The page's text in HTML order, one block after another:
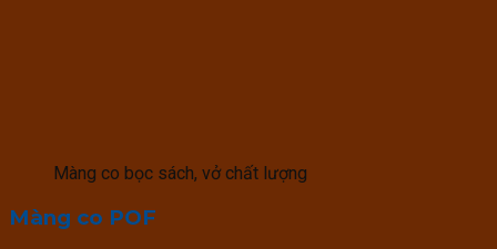
Màng co bọc sách, vở chất lượng
Màng co POF